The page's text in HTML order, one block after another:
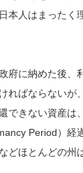
本人はまったく
府に納めた後、
ればならないが
できない資産は
Period）経
どほとんどの州